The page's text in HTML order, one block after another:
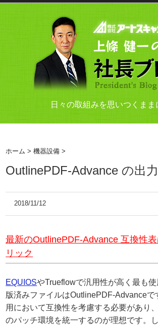
日々の取組みを思いつくまま
ホーム >機器設備 >
OutlinePDF-Advance の出
2018/11/12
最新のOutlinePDF-Advance 互換性
リック
EQUIOSやTrueflowで汎用性が高く最も
版済みファイルはOutlinePDF-Advanceで
用において互換性を考慮する必要があり
のパッチ環境を統一するのが理想です。